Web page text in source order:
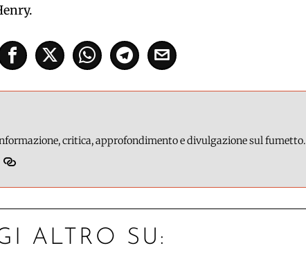
critica, approfondimento e divulgazione sul fumetto.
ALTRO SU: